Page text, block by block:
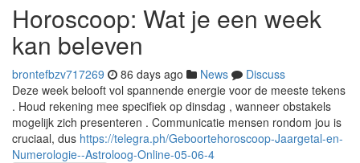
Horoscoop: Wat je een week
kan beleven
brontefbzv717269 86 days ago News
Discuss
Deze week belooft vol spannende energie voor de meeste tekens
. Houd rekening mee specifiek op dinsdag , wanneer obstakels
mogelijk zich presenteren . Communicatie mensen rondom jou is
cruciaal, dus https://telegra.ph/Geboortehoroscoop-Jaargetal-en-
Numerologie--Astroloog-Online-05-06-4